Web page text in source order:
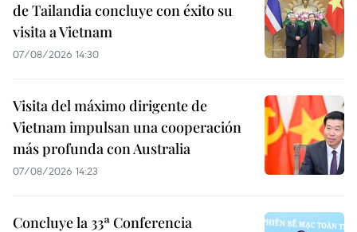
de Tailandia concluye con éxito su
visita a Vietnam
07/08/2026 14:30
Visita del máximo dirigente de
Vietnam impulsan una cooperación
más profunda con Australia
07/08/2026 14:23
Concluye la 33ª Conferencia